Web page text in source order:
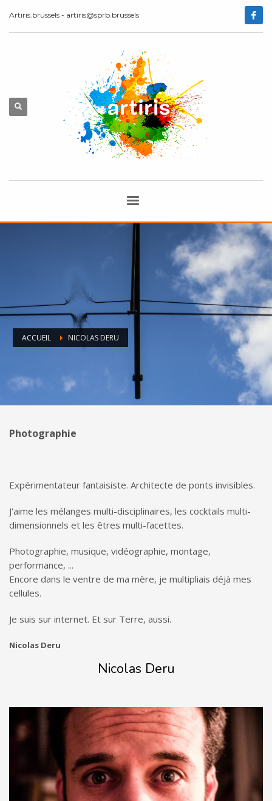
Artiris.brussels - artiris@sprb.brussels
ACCUEIL NICOLAS DERU
Photographie
Expérimentateur fantaisiste. Architecte de ponts invisibles.
J'aime les mélanges multi-disciplinaires, les cocktails multi-
dimensionnels et les êtres multi-facettes.
Photographie, musique, vidéographie, montage,
performance, ...
Encore dans le ventre de ma mère, je multipliais déjà mes
cellules.
Je suis sur internet. Et sur Terre, aussi.
Nicolas Deru
Nicolas Deru